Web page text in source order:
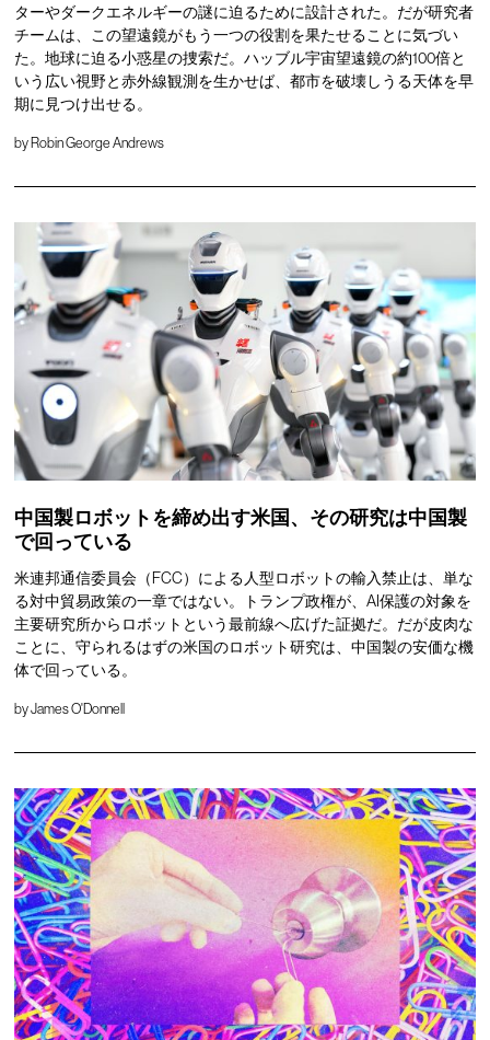
ターやダークエネルギーの謎に迫るために設計された。だが研究者
チームは、この望遠鏡がもう一つの役割を果たせることに気づい
た。地球に迫る小惑星の捜索だ。ハッブル宇宙望遠鏡の約100倍と
いう広い視野と赤外線観測を生かせば、都市を破壊しうる天体を早
期に見つけ出せる。
byRobin George Andrews
中国製ロボットを締め出す米国、その研究は中国製
で回っている
米連邦通信委員会（FCC）による人型ロボットの輸入禁止は、単な
る対中貿易政策の一章ではない。トランプ政権が、AI保護の対象を
主要研究所からロボットという最前線へ広げた証拠だ。だが皮肉な
ことに、守られるはずの米国のロボット研究は、中国製の安価な機
体で回っている。
byJames O'Donnell